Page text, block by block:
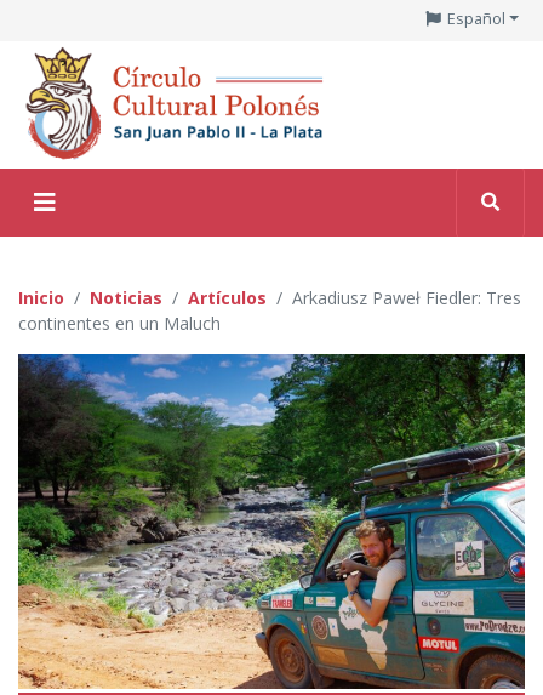
Español
Inicio Noticias Artículos
Arkadiusz Paweł Fiedler: Tres
continentes en un Maluch